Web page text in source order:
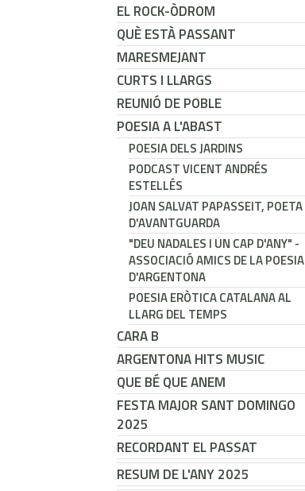
EL ROCK-ÒDROM
QUÈ ESTÀ PASSANT
MARESMEJANT
CURTS I LLARGS
REUNIÓ DE POBLE
POESIA A L'ABAST
POESIA DELS JARDINS
PODCAST VICENT ANDRÉS
ESTELLÉS
JOAN SALVAT PAPASSEIT, POETA
D'AVANTGUARDA
"DEU NADALES I UN CAP D'ANY" -
ASSOCIACIÓ AMICS DE LA POESIA
D'ARGENTONA
POESIA ERÒTICA CATALANA AL
LLARG DEL TEMPS
CARA B
ARGENTONA HITS MUSIC
QUE BÉ QUE ANEM
FESTA MAJOR SANT DOMINGO
2025
RECORDANT EL PASSAT
RESUM DE L'ANY 2025